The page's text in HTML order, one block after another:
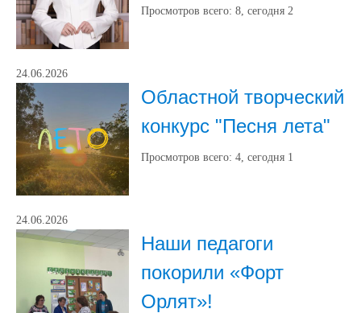
Просмотров всего: 8, сегодня 2
24.06.2026
Областной творческий
конкурс "Песня лета"
Просмотров всего: 4, сегодня 1
24.06.2026
Наши педагоги
покорили «Форт
Орлят»!